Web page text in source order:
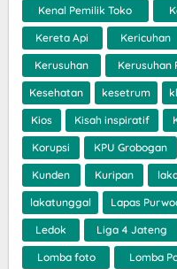
Kenal Pemilik Toko
Kereta Api Kericuhan
Kerusuhan Kerusuhan
Kesehatan kesetrum
Kios Kisah inspiratif
Korupsi KPU Grobogan
Kunden Kuripan
lakatunggal Lapas
Ledok Liga 4 Jateng
Lomba foto Lomba